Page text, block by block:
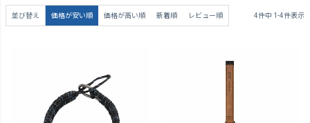
並び替え 価格が安い順 価格が高い順 新着順 レビュー順 4件中 1 -4件表示